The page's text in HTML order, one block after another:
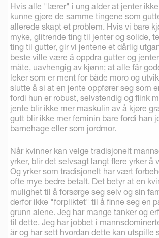
Hvis alle "lærer" i ung alder at jenter
kunne gjøre de samme tingene som
allerede skapt et problem. Hvis vi bare
myke, glitrende ting til jenter og solide,
ting til gutter, gir vi jentene et dårlig
beste ville være å oppdra gutter og
måte, uavhengig av kjønn; at alle får
leker som er ment for både moro og
slutte å si at en jente oppfører seg som
fordi hun er robust, selvstendig og flink
jente blir ikke mer maskulin av å kjøre
gutt blir ikke mer feminin bare fordi han
barnehage eller som jordmor.
Når kvinner kan velge tradisjonelt
yrker, blir det selvsagt langt flere yrker å
Og yrker som tradisjonelt har vært
ofte mye bedre betalt. Det betyr at en
mulighet til å forsørge seg selv og sin
derfor ikke "forpliktet" til å finne seg en
grunn alene. Jeg har mange tanker og
til dette. Jeg har jobbet i
år og har sett hvordan dette kan utspille